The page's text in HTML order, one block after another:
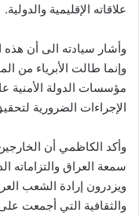
علاقاته الإقليمية والدولية.
وأشار سيادته الى أن هذه
وإنما طالت الأبرياء من
مؤسسات الدولة الأمنية
الإجراءات الضرورية
وأكد الكاظمي أن
سمعة العراق والتزاماته
ويزدرون إرادة الشعب
والثقافية التي أجمعت